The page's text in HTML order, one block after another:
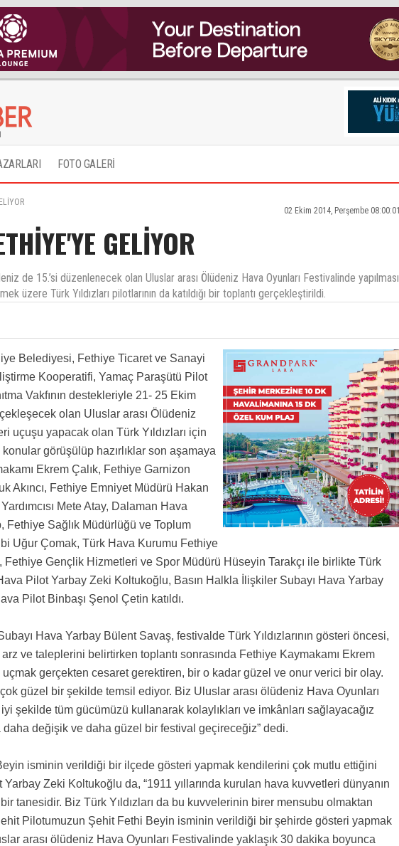
FOTO GALERİ
02 Ekim 2014, Perşembe 08:00:01
GELİYOR
de 15.’si düzenlenecek olan Uluslar arası Ölüdeniz Hava Oyunları Festivalinde yapılması
üzere Türk Yıldızları pilotlarının da katıldığı bir toplantı gerçekleştirildi.
Belediyesi, Fethiye Ticaret ve Sanayi
Kooperatifi, Yamaç Paraşütü Pilot
Vakfının destekleriyle 21- 25 Ekim
olan Uluslar arası Ölüdeniz
uçuşu yapacak olan Türk Yıldızları için
görüşülüp hazırlıklar son aşamaya
Ekrem Çalık, Fethiye Garnizon
Akıncı, Fethiye Emniyet Müdürü Hakan
Mete Atay, Dalaman Hava
Fethiye Sağlık Müdürlüğü ve Toplum
Uğur Çomak, Türk Hava Kurumu Fethiye
Fethiye Gençlik Hizmetleri ve Spor Müdürü Hüseyin Tarakçı ile birlikte Türk
Pilot Yarbay Zeki Koltukoğlu, Basın Halkla İlişkiler Subayı Hava Yarbay
Pilot Binbaşı Şenol Çetin katıldı.
Hava Yarbay Bülent Savaş, festivalde Türk Yıldızlarının gösteri öncesi,
ve taleplerini belirtirken toplantı sonrasında Fethiye Kaymakamı Ekrem
uçmak gerçekten cesaret gerektiren, bir o kadar güzel ve onur verici bir olay.
güzel bir şekilde temsil ediyor. Biz Uluslar arası ölüdeniz Hava Oyunları
şekilde tüm gücümüzü kullanarak kolaylıkları ve imkânları sağlayacağız
daha değişik ve daha güzel bir festival geçireceğiz” dedi.
isminin verildiği bir ilçede gösteri yapmak kendilerini çok mutlu ettiğini
Zeki Koltukoğlu da, “1911 yıllarında kurulan hava kuvvetleri dünyanın
tanesidir. Biz Türk Yıldızları da bu kuvvelerinin birer mensubu olmaktan
Pilotumuzun Şehit Fethi Beyin isminin verildiği bir şehirde gösteri yapmak
arası ölüdeniz Hava Oyunları Festivalinde yaklaşık 30 dakika boyunca